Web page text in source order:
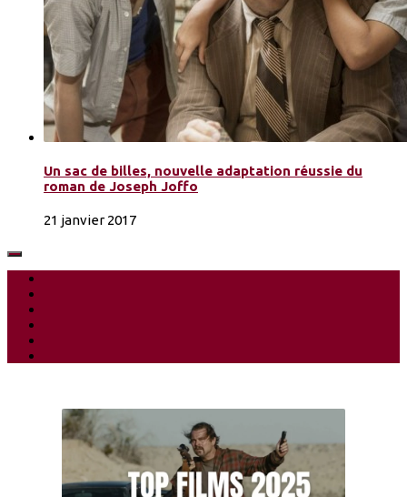
Un sac de billes, nouvelle adaptation réussie du
roman de Joseph Joffo
21 janvier 2017